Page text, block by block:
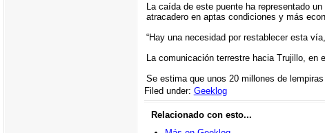
La caída de este puente ha representado
atracadero en aptas condiciones y más
“Hay una necesidad por restablecer esta
La comunicación terrestre hacia Trujillo, en
Se estima que unos 20 millones de
Filed under: Geeklog
Relacionado con esto...